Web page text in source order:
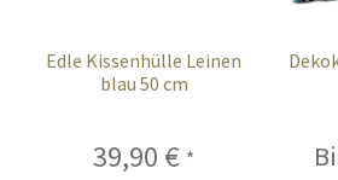
Edle Kissenhülle Leinen
blau 50 cm
39,90 € *